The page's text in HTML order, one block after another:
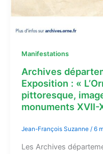
Manifestations
Archives
Exposition : «
pittoresque,
monuments XVII-
Jean-François Suzanne / 6
Les Archives